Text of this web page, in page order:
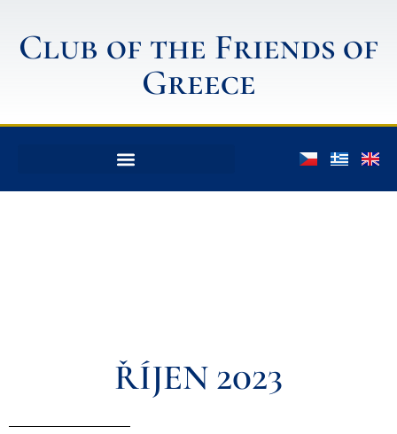
Club of the Friends of
Greece
ŘÍJEN 2023